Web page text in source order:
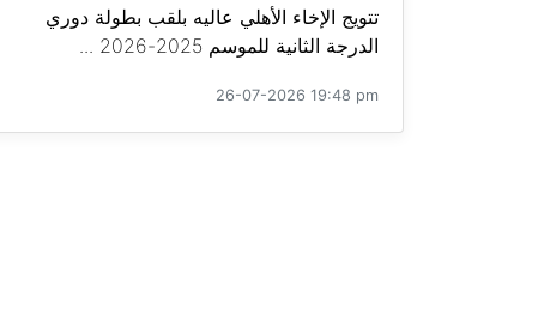
تتويج الإخاء الأهلي عاليه بلقب بطولة دوري
الدرجة الثانية للموسم 2025-2026 ...
26-07-2026 19:48 pm